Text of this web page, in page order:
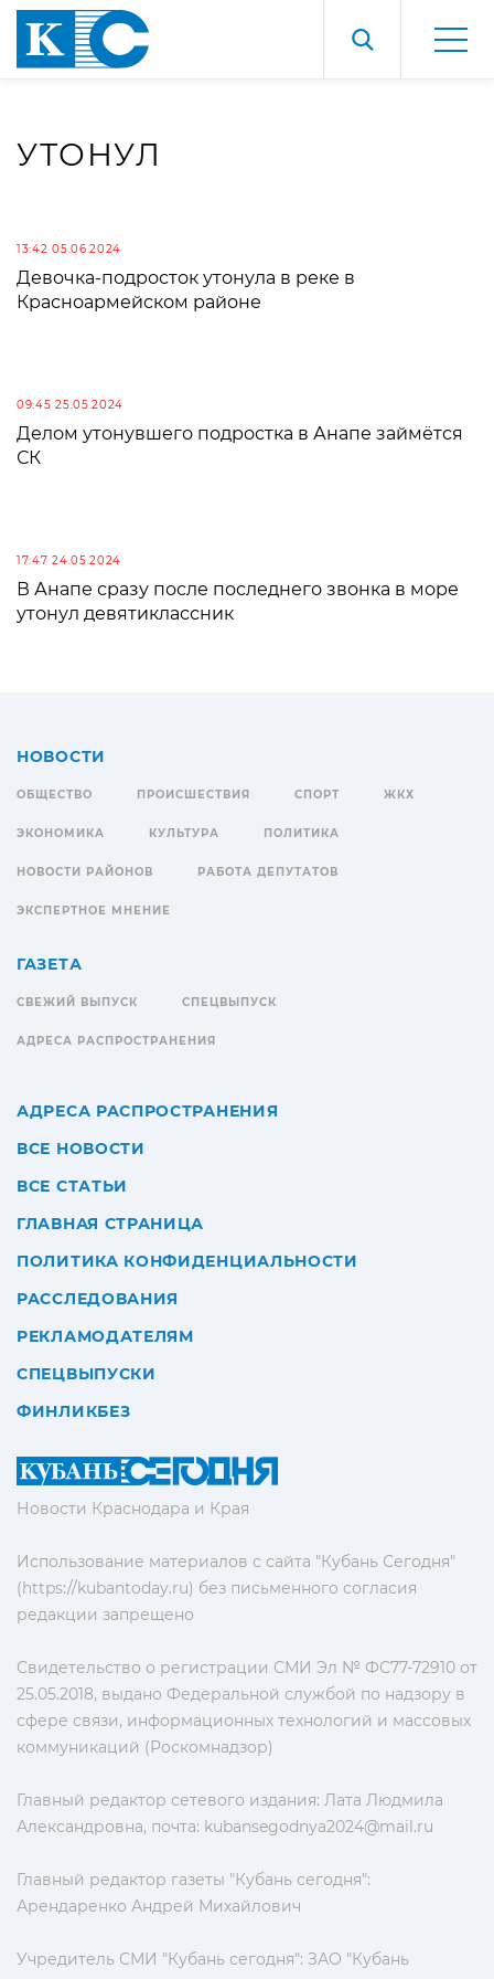
УТОНУЛ
13:42 05.06.2024
Девочка-подросток утонула в реке в
Красноармейском районе
09:45 25.05.2024
Делом утонувшего подростка в Анапе займётся
СК
17:47 24.05.2024
В Анапе сразу после последнего звонка в море
утонул девятиклассник
Новости Краснодара и Края
Использование материалов с сайта "Кубань Сегодня"
(https://kubantoday.ru) без письменного согласия
редакции запрещено
Свидетельство о регистрации СМИ Эл № ФС77-72910 от
25.05.2018, выдано Федеральной службой по надзору в
сфере связи, информационных технологий и массовых
коммуникаций (Роскомнадзор)
Главный редактор сетевого издания: Лата Людмила
Александровна, почта: kubansegodnya2024@mail.ru
Главный редактор газеты "Кубань сегодня":
Арендаренко Андрей Михайлович
Учредитель СМИ "Кубань сегодня": ЗАО "Кубань
НОВОСТИ
ОБЩЕСТВО ПРОИСШЕСТВИЯ СПОРТ ЖКХ
ЭКОНОМИКА КУЛЬТУРА ПОЛИТИКА
НОВОСТИ РАЙОНОВ РАБОТА ДЕПУТАТОВ
ЭКСПЕРТНОЕ МНЕНИЕ
ГАЗЕТА
СВЕЖИЙ ВЫПУСК СПЕЦВЫПУСК
АДРЕСА РАСПРОСТРАНЕНИЯ
АДРЕСА РАСПРОСТРАНЕНИЯ
ВСЕ НОВОСТИ
ВСЕ СТАТЬИ
ГЛАВНАЯ СТРАНИЦА
ПОЛИТИКА КОНФИДЕНЦИАЛЬНОСТИ
РАССЛЕДОВАНИЯ
РЕКЛАМОДАТЕЛЯМ
СПЕЦВЫПУСКИ
ФИНЛИКБЕЗ